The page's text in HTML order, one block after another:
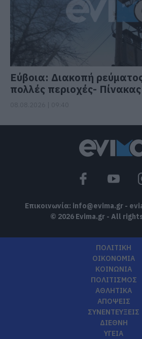
Εύβοια: Διακοπή
πολλές περιοχές- Πίνακας
Επικοινωνία: info@evima.gr -
© 2026 Evima.gr - All
ΠΟΛΙΤΙΚΗ
ΟΙΚΟΝΟΜΙΑ
ΚΟΙΝΩΝΙΑ
ΠΟΛΙΤΙΣΜΟΣ
ΑΘΛΗΤΙΚΑ
ΑΠΟΨΕΙΣ
ΣΥΝΕΝΤΕΥΞΕΙΣ
ΔΙΕΘΝΗ
ΥΓΕΙΑ